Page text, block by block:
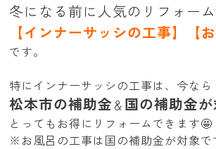
冬になる前に人気のリフォー
【インナーサッシの工事】【
です。
特にインナーサッシの工事は、今なら
松本市の補助金＆ 国の補助金
とってもお得にリフォームできます🤩
※お風呂の工事は国の補助金が対象で